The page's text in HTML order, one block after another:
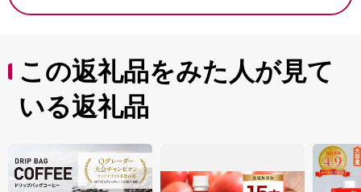
この返礼品をみた人が見て
いる返礼品